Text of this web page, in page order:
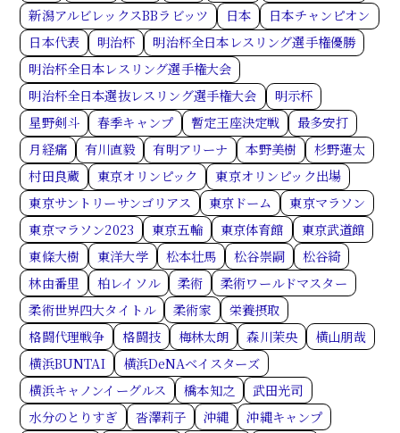
新潟アルビレックスBBラビッツ
日本
日本チャンピオン
日本代表
明治杯
明治杯全日本レスリング選手権優勝
明治杯全日本レスリング選手権大会
明治杯全日本選抜レスリング選手権大会
明示杯
星野剣斗
春季キャンプ 暫定王座決定戦
最多安打
月経痛
有川直毅 有明アリーナ 本野美樹
杉野蓮太
村田良蔵
東京オリンピック
東京オリンピック出場
東京サントリーサンゴリアス
東京ドーム
東京マラソン
東京マラソン2023
東京五輪 東京体育館
東京武道館
東條大樹
東洋大学 松本壮馬 松谷崇嗣
松谷綺
林由番里
柏レイソル 柔術
柔術ワールドマスター
柔術世界四大タイトル
柔術家
栄養摂取
格闘代理戦争
格闘技 梅林太朗 森川茉央
横山朋哉
横浜BUNTAI
横浜DeNAベイスターズ
横浜キャノンイーグルス
橋本知之
武田光司
水分のとりすぎ
沓澤莉子 沖縄
沖縄キャンプ